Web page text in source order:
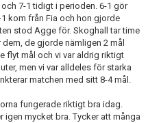
7-1 tidigt i perioden. 6-1 gör
kom från Fia och hon gjorde
stod Agge för. Skoghall tar time
de gjorde nämligen 2 mål
flyt mål och vi var aldrig riktigt
men vi var alldeles för starka
matchen med sitt 8-4 mål.
fungerade riktigt bra idag.
mycket bra. Tycker att många